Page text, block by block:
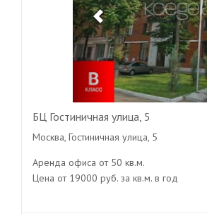
БЦ Гостиничная улица, 5
Москва, Гостиничная улица, 5
Аренда офиса от 50 кв.м.
Цена от 19000 руб. за кв.м. в год